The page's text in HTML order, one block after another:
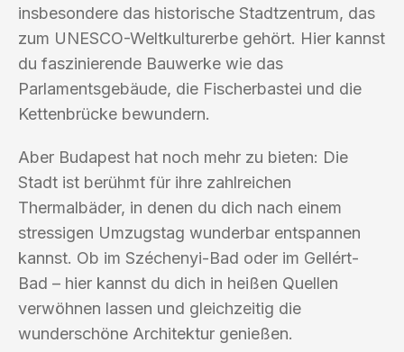
insbesondere das historische Stadtzentrum, das
zum UNESCO-Weltkulturerbe gehört. Hier kannst
du faszinierende Bauwerke wie das
Parlamentsgebäude, die Fischerbastei und die
Kettenbrücke bewundern.
Aber Budapest hat noch mehr zu bieten: Die
Stadt ist berühmt für ihre zahlreichen
Thermalbäder, in denen du dich nach einem
stressigen Umzugstag wunderbar entspannen
kannst. Ob im Széchenyi-Bad oder im Gellért-
Bad – hier kannst du dich in heißen Quellen
verwöhnen lassen und gleichzeitig die
wunderschöne Architektur genießen.